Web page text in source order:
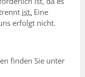
ist. Eine
erfolgt nicht.
finden Sie unter